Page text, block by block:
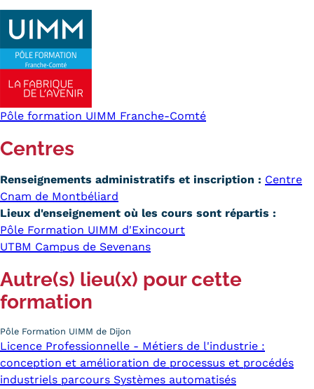
Pôle formation UIMM Franche-Comté
Centres
Renseignements administratifs et inscription : Centre
Cnam de Montbéliard
Lieux d'enseignement où les cours sont répartis :
Pôle Formation UIMM d'Exincourt
UTBM Campus de Sevenans
Autre(s) lieu(x) pour cette
formation
Pôle Formation UIMM de Dijon
Licence Professionnelle - Métiers de l'industrie :
conception et amélioration de processus et procédés
industriels parcours Systèmes automatisés